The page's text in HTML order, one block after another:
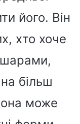
його. Він
хто хоче
шарами,
більш
може